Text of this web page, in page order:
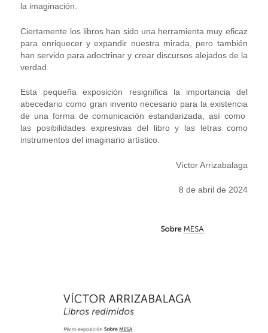
la imaginación.
Ciertamente los libros han sido una herramienta muy eficaz
para enriquecer y expandir nuestra mirada, pero también
han servido para adoctrinar y crear discursos alejados de la
verdad.
Esta pequeña exposición resignifica la importancia del
abecedario como gran invento necesario para la existencia
de una forma de comunicación estandarizada, así como
las posibilidades expresivas del libro y las letras como
instrumentos del imaginario artístico.
Víctor Arrizabalaga
8 de abril de 2024